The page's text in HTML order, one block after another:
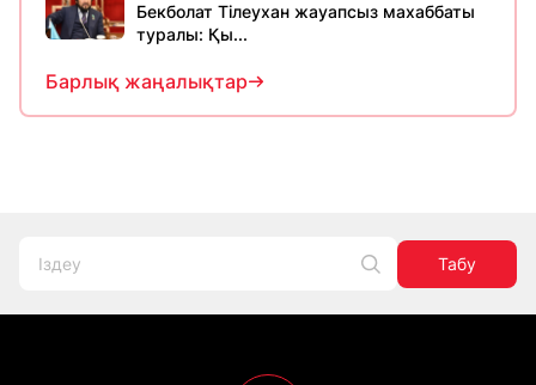
Бекболат Тілеухан жауапсыз махаббаты
туралы: Қы...
Барлық жаңалықтар
Табу